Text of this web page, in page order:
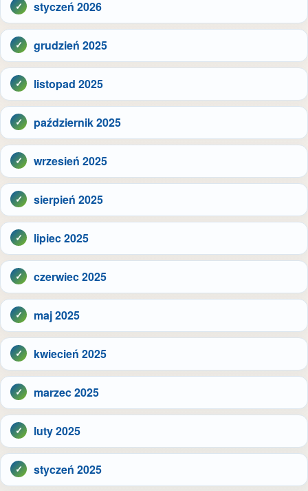
styczeń 2026
grudzień 2025
listopad 2025
październik 2025
wrzesień 2025
sierpień 2025
lipiec 2025
czerwiec 2025
maj 2025
kwiecień 2025
marzec 2025
luty 2025
styczeń 2025